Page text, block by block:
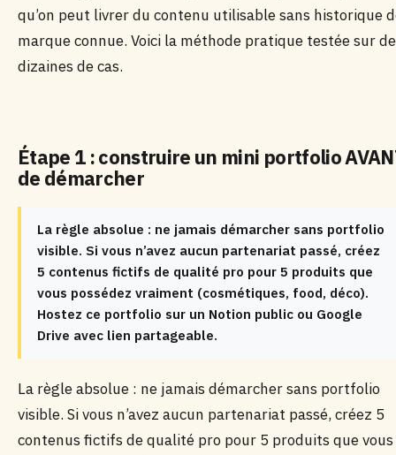
qu’on peut livrer du contenu utilisable sans historique
marque connue. Voici la méthode pratique testée sur
dizaines de cas.
Étape 1 : construire un mini portfolio
de démarcher
La règle absolue : ne jamais démarcher sans portfolio
visible. Si vous n’avez aucun partenariat passé, créez
5 contenus fictifs de qualité pro pour 5 produits que
vous possédez vraiment (cosmétiques, food, déco).
Hostez ce portfolio sur un Notion public ou Google
Drive avec lien partageable.
La règle absolue : ne jamais démarcher sans portfolio
visible. Si vous n’avez aucun partenariat passé, créez 5
contenus fictifs de qualité pro pour 5 produits que vous